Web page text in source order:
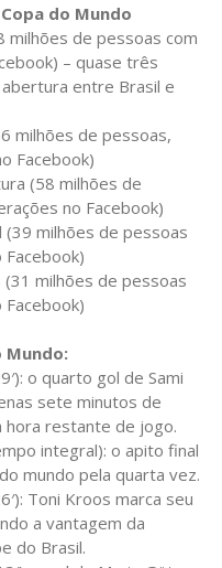
do Mundo
milhões de pessoas com
– quase três
entre Brasil e
milhões de pessoas,
Facebook)
(58 milhões de
no Facebook)
(39 milhões de pessoas
(31 milhões de pessoas
Mundo:
o quarto gol de Sami
sete minutos de
hora restante de jogo.
integral): o apito final
mundo pela quarta vez.
Toni Kroos marca seu
a vantagem da
do Brasil.